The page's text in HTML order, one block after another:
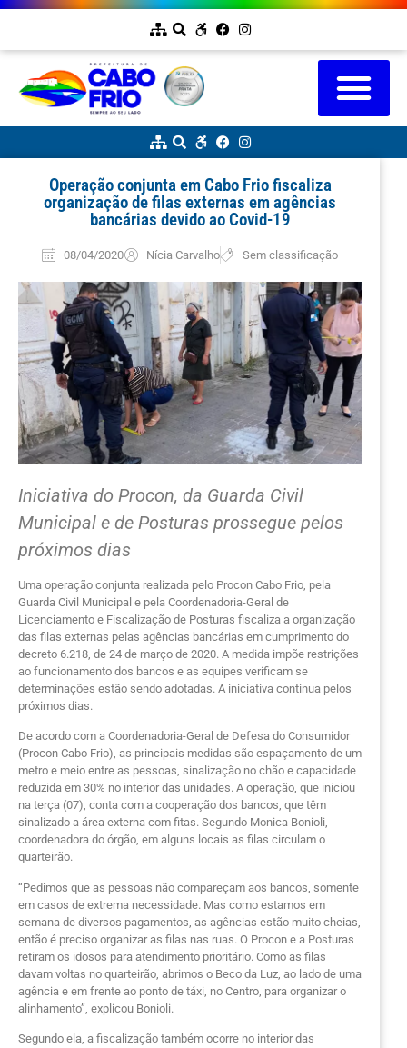
Operação conjunta em Cabo Frio fiscaliza
organização de filas externas em agências
bancárias devido ao Covid-19
08/04/2020 Nícia Carvalho Sem classificação
Iniciativa do Procon, da Guarda Civil
Municipal e de Posturas prossegue pelos
próximos dias
Uma operação conjunta realizada pelo Procon Cabo Frio, pela
Guarda Civil Municipal e pela Coordenadoria-Geral de
Licenciamento e Fiscalização de Posturas fiscaliza a organização
das filas externas pelas agências bancárias em cumprimento do
decreto 6.218, de 24 de março de 2020. A medida impõe restrições
ao funcionamento dos bancos e as equipes verificam se
determinações estão sendo adotadas. A iniciativa continua pelos
próximos dias.
De acordo com a Coordenadoria-Geral de Defesa do Consumidor
(Procon Cabo Frio), as principais medidas são espaçamento de um
metro e meio entre as pessoas, sinalização no chão e capacidade
reduzida em 30% no interior das unidades. A operação, que iniciou
na terça (07), conta com a cooperação dos bancos, que têm
sinalizado a área externa com fitas. Segundo Monica Bonioli,
coordenadora do órgão, em alguns locais as filas circulam o
quarteirão.
“Pedimos que as pessoas não compareçam aos bancos, somente
em casos de extrema necessidade. Mas como estamos em
semana de diversos pagamentos, as agências estão muito cheias,
então é preciso organizar as filas nas ruas. O Procon e a Posturas
retiram os idosos para atendimento prioritário. Como as filas
davam voltas no quarteirão, abrimos o Beco da Luz, ao lado de uma
agência e em frente ao ponto de táxi, no Centro, para organizar o
alinhamento”, explicou Bonioli.
Segundo ela, a fiscalização também ocorre no interior das